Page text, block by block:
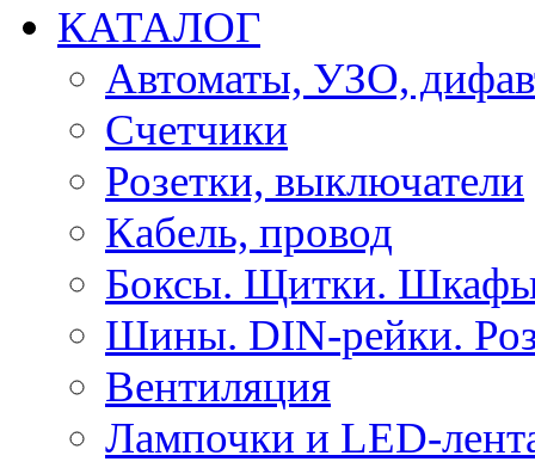
КАТАЛОГ
Автоматы, УЗО,
Счетчики
Розетки, выключатели
Кабель, провод
Боксы. Щитки.
Шины. DIN-рейки.
Вентиляция
Лампочки и LED-